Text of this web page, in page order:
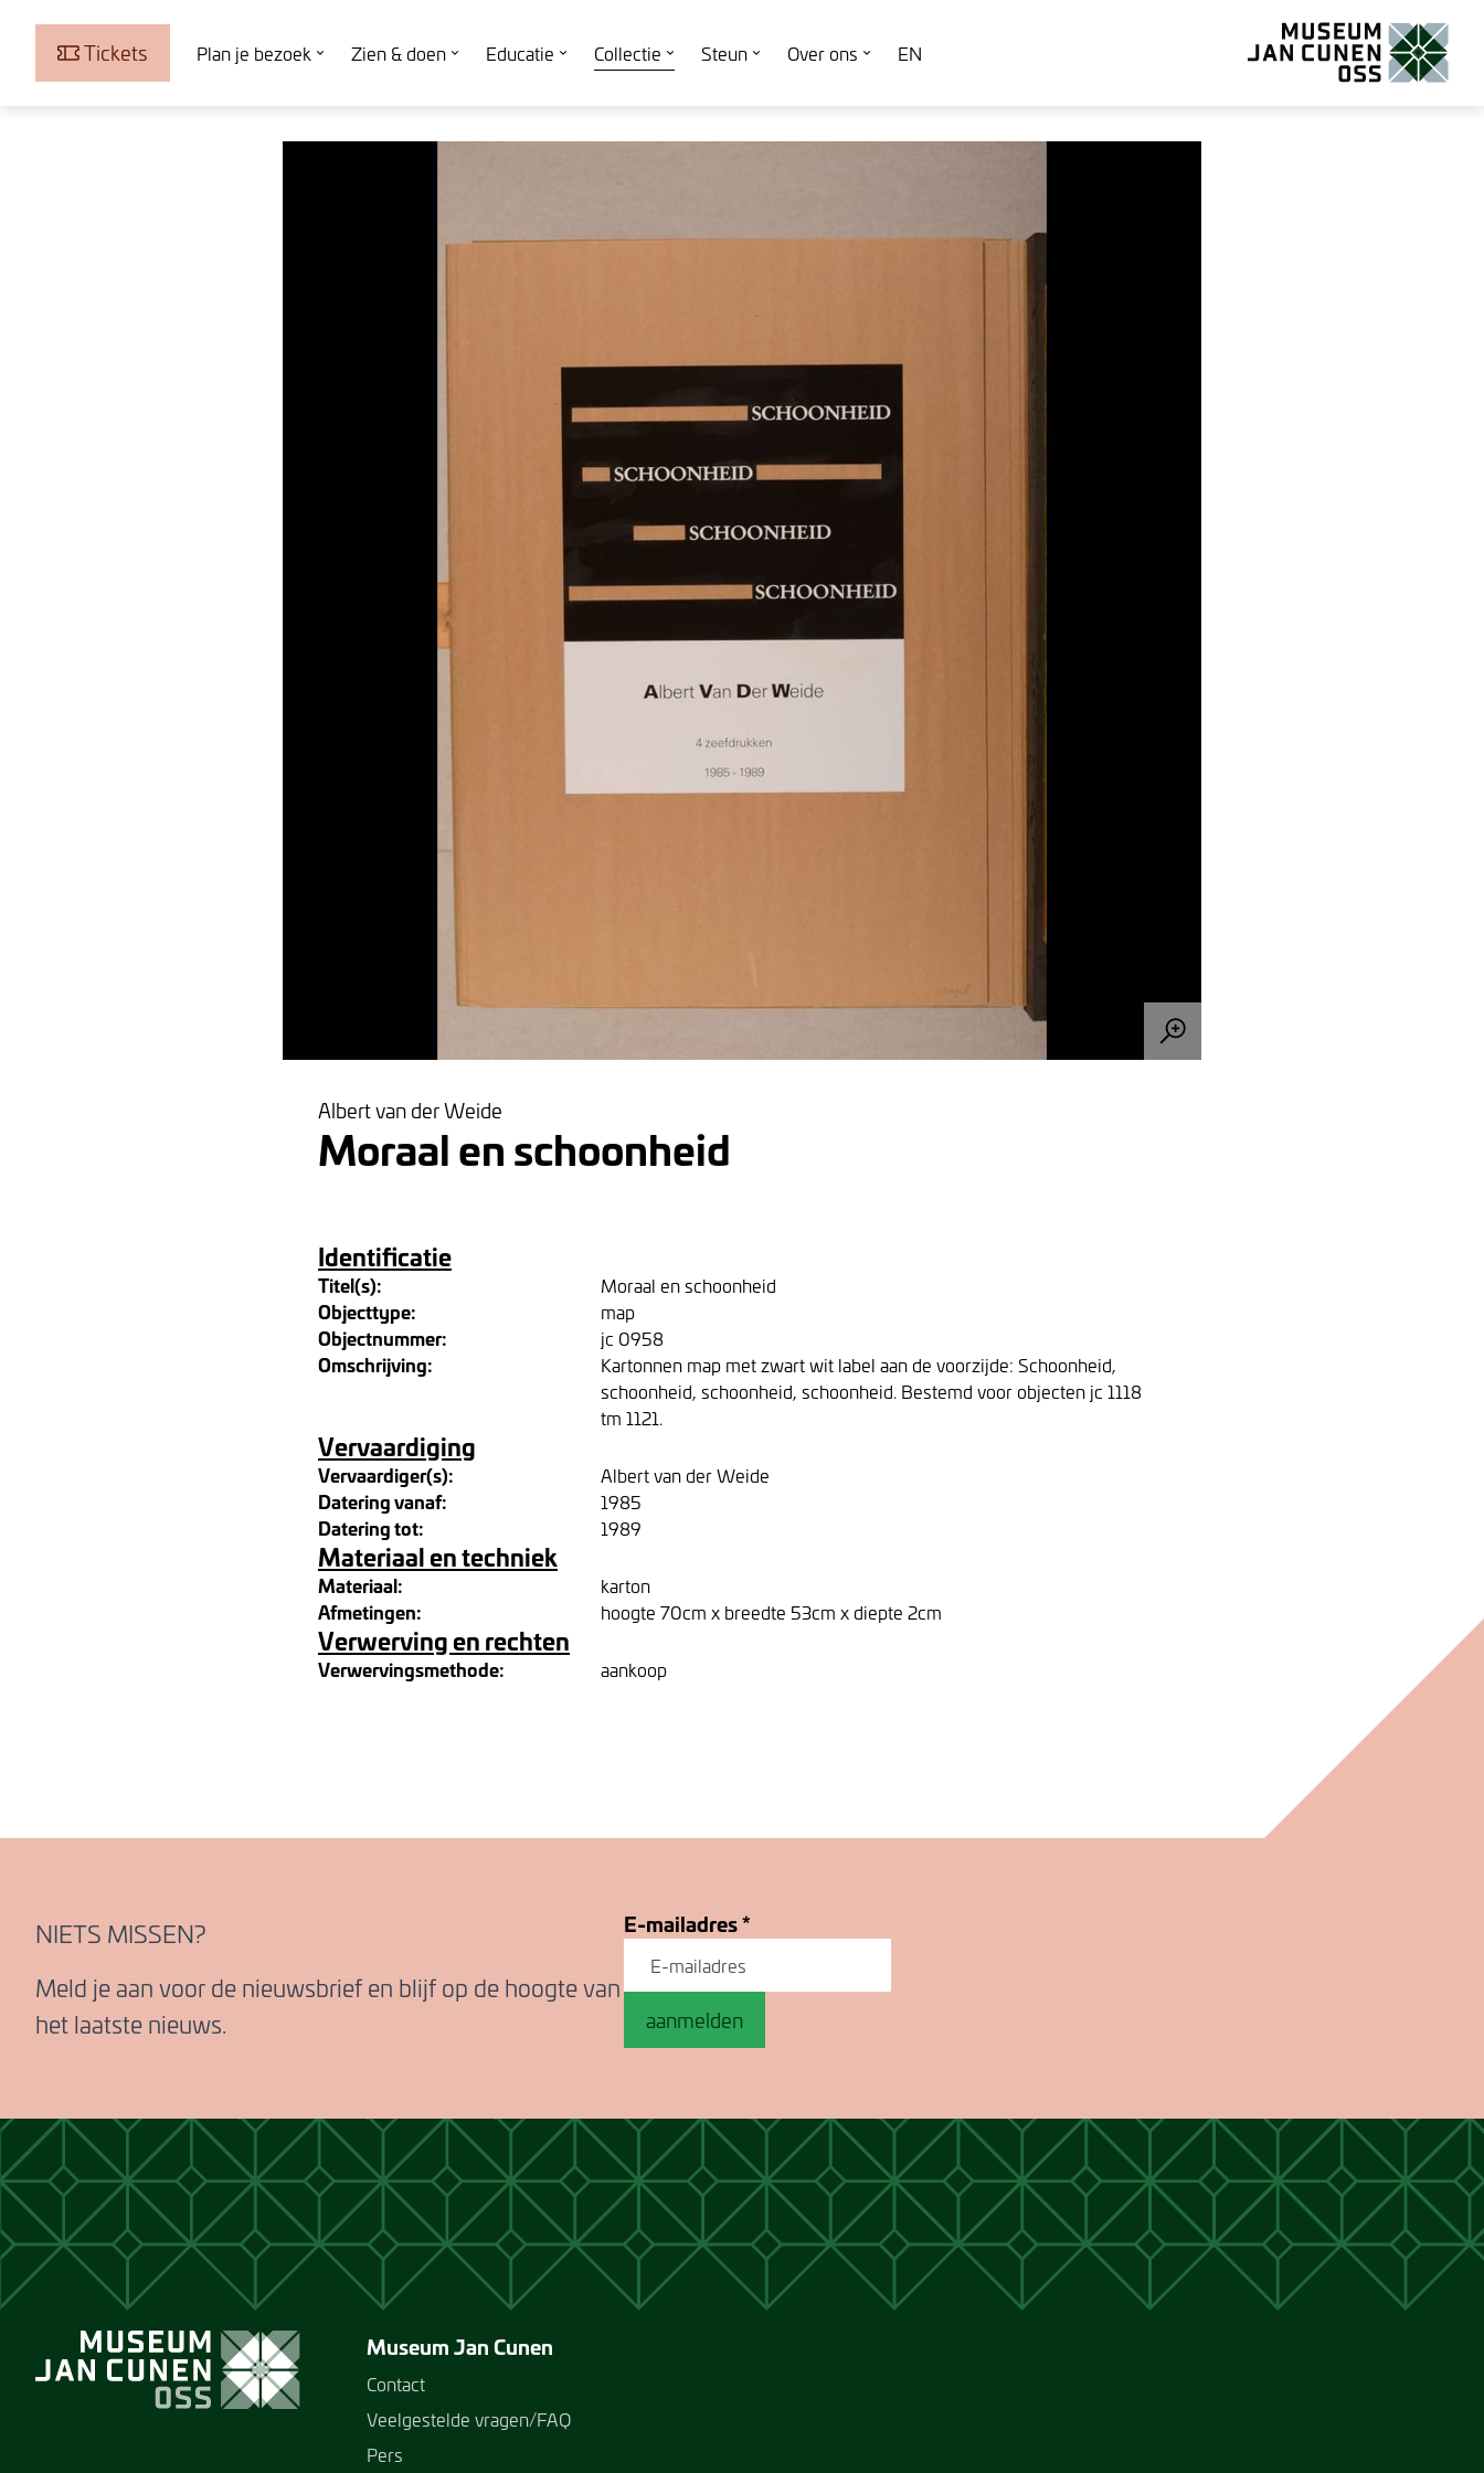
Tickets Plan je bezoek Zien & doen Educatie Collectie Steun Over ons
EN
Albert van der Weide
Moraal en schoonheid
Identificatie
Titel(s): Moraal en schoonheid
Objecttype: map
Objectnummer: jc 0958
Omschrijving:
Kartonnen map met zwart wit label aan de voorzijde: Schoonheid,
schoonheid, schoonheid, schoonheid. Bestemd voor objecten jc 1118
tm 1121.
Vervaardiging
Vervaardiger(s): Albert van der Weide
Datering vanaf: 1985
Datering tot: 1989
Materiaal en techniek
Materiaal: karton
Afmetingen: hoogte 70cm x breedte 53cm x diepte 2cm
Verwerving en rechten
Verwervingsmethode: aankoop
NIETS MISSEN?
Meld je aan voor de nieuwsbrief en blijf op de hoogte van
het laatste nieuws.
E-mailadres*
aanmelden
Museum Jan Cunen
Contact
Veelgestelde vragen/FAQ
Pers